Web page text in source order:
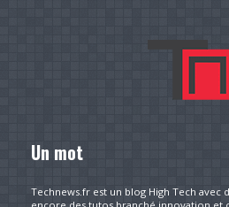
Un mot
Technews.fr est un blog High Tech avec